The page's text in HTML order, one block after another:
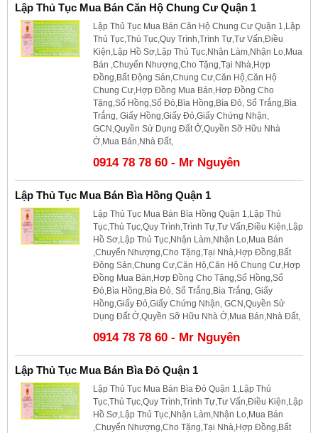
Lập Thủ Tục Mua Bán Căn Hộ Chung Cư Quận 1
Lập Thủ Tục Mua Bán Căn Hộ Chung Cư Quận 1,Lập
Thủ Tục,Thủ Tục,Quy Trình,Trình Tự,Tư Vấn,Điều
Kiện,Lập Hồ Sơ,Lập Thủ Tục,Nhận Làm,Nhận Lo,Mua
Bán ,Chuyển Nhượng,Cho Tặng,Tại Nhà,Hợp
Đồng,Bất Động Sản,Chung Cư,Căn Hộ,Căn Hộ
Chung Cư,Hợp Đồng Mua Bán,Hợp Đồng Cho
Tặng,Sổ Hồng,Sổ Đỏ,Bìa Hồng,Bìa Đỏ, Sổ Trắng,Bìa
Trắng, Giấy Hồng,Giấy Đỏ,Giấy Chứng Nhận,
GCN,Quyền Sử Dụng Đất Ở,Quyền Sỡ Hữu Nhà
Ở,Mua Bán,Nhà Đất,
0914 78 78 60 - Mr Nguyên
Lập Thủ Tục Mua Bán Bìa Hồng Quận 1
Lập Thủ Tục Mua Bán Bìa Hồng Quận 1,Lập Thủ
Tục,Thủ Tục,Quy Trình,Trình Tự,Tư Vấn,Điều Kiện,Lập
Hồ Sơ,Lập Thủ Tục,Nhận Làm,Nhận Lo,Mua Bán
,Chuyển Nhượng,Cho Tặng,Tại Nhà,Hợp Đồng,Bất
Động Sản,Chung Cư,Căn Hộ,Căn Hộ Chung Cư,Hợp
Đồng Mua Bán,Hợp Đồng Cho Tặng,Sổ Hồng,Sổ
Đỏ,Bìa Hồng,Bìa Đỏ, Sổ Trắng,Bìa Trắng, Giấy
Hồng,Giấy Đỏ,Giấy Chứng Nhận, GCN,Quyền Sử
Dụng Đất Ở,Quyền Sỡ Hữu Nhà Ở,Mua Bán,Nhà Đất,
0914 78 78 60 - Mr Nguyên
Lập Thủ Tục Mua Bán Bìa Đỏ Quận 1
Lập Thủ Tục Mua Bán Bìa Đỏ Quận 1,Lập Thủ
Tục,Thủ Tục,Quy Trình,Trình Tự,Tư Vấn,Điều Kiện,Lập
Hồ Sơ,Lập Thủ Tục,Nhận Làm,Nhận Lo,Mua Bán
,Chuyển Nhượng,Cho Tặng,Tại Nhà,Hợp Đồng,Bất